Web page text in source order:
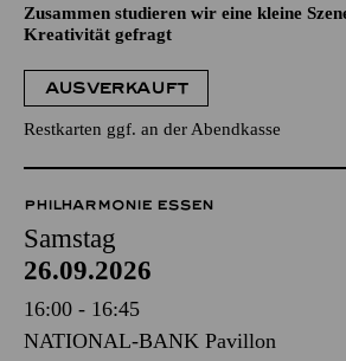
Zusammen studieren wir eine kleine
Kreativität gefragt
AUSVERKAUFT
Restkarten ggf. an der Abendkasse
PHILHARMONIE ESSEN
Samstag
26.09.2026
16:00 - 16:45
NATIONAL-BANK Pavillon